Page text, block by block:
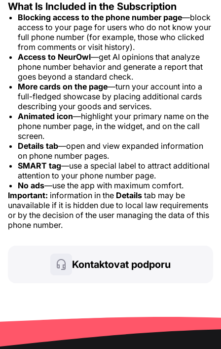
What Is Included in the Subscription
Blocking access to the phone number page—block
access to your page for users who do not know your
full phone number (for example, those who clicked
from comments or visit history).
Access to NeurOwl—get AI opinions that analyze
phone number behavior and generate a report that
goes beyond a standard check.
More cards on the page—turn your account into a
full-fledged showcase by placing additional cards
describing your goods and services.
Animated icon—highlight your primary name on the
phone number page, in the widget, and on the call
screen.
Details tab—open and view expanded information
on phone number pages.
SMART tag—use a special label to attract additional
attention to your phone number page.
No ads—use the app with maximum comfort.
Important: information in the Details tab may be
unavailable if it is hidden due to local law requirements
or by the decision of the user managing the data of this
phone number.
Kontaktovat podporu